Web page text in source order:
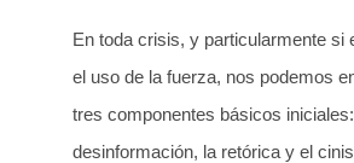
En toda crisis, y particularmente si
el uso de la fuerza, nos podemos
tres componentes básicos
desinformación, la retórica y el